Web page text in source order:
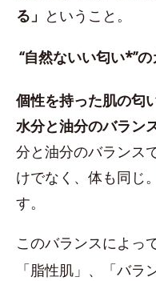
る」 ということ。
“自然ないい匂い*”
個性を持った肌の匂
水分と油分のバラン
分と油分のバランス
けでなく、体も同じ
す。
このバランスによっ
「脂性肌」、「バラ